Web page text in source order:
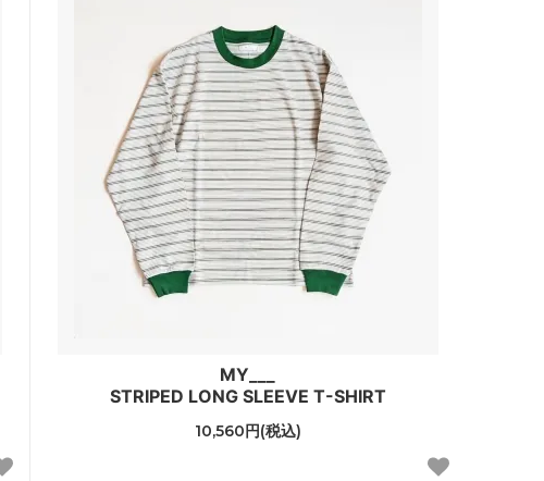
MY___
STRIPED LONG SLEEVE T-SHIRT
10,560円(税込)